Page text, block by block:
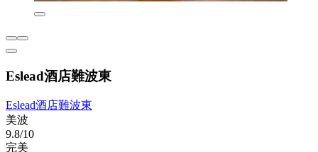
Eslead酒店難波東
Eslead酒店難波東
美波
9.8/10
完美